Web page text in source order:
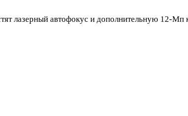
лазерный автофокус и дополнительную 12-Мп